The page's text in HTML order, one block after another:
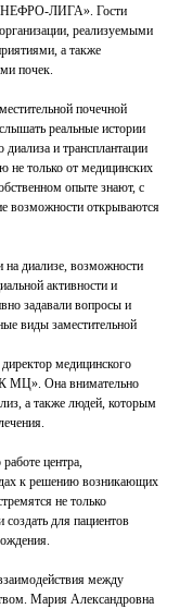
«НЕФРО-ЛИГА». Гости
реализуемыми
а также
почек.
почечной
реальные истории
и трансплантации
не только от медицинских
опыте знают, с
возможности открываются
на диализе, возможности
активности и
задавали вопросы и
виды заместительной
медицинского
МЦ». Она внимательно
а также людей, которым
центра,
к решению возникающих
не только
для пациентов
между
Мария Александровна